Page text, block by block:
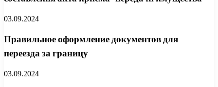
03.09.2024
Правильное оформление документов для
переезда за границу
03.09.2024